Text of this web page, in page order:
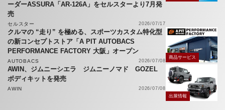
ーダーASSURA「AR-126A」をセルスターより7月発
売
セルスター 2026/07/17
クルマの “走り” を極める、スポーツカスタム特化型
の新コンセプトストア「A PIT AUTOBACS
PERFORMANCE FACTORY 大阪」オープン
AUTOBACS 2026/07/08
商品サービス
AWIN、ジムニーシエラ ジムニーノマド GOZEL
ボディキットを発売
AWIN
2026/07/08
出展情報